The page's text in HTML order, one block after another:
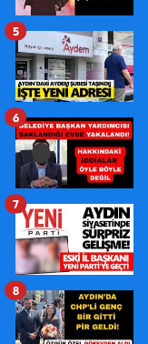
5
6
7
8